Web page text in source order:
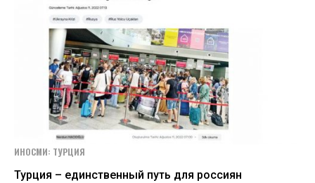
ИНОСМИ: ТУРЦИЯ
Турция – единственный путь для россиян